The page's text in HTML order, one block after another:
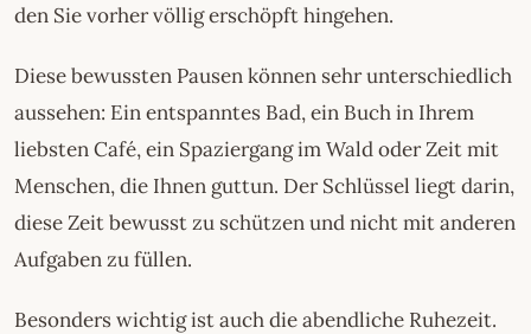
den Sie vorher völlig erschöpft hingehen.
Diese bewussten Pausen können sehr unterschiedlich
aussehen: Ein entspanntes Bad, ein Buch in Ihrem
liebsten Café, ein Spaziergang im Wald oder Zeit mit
Menschen, die Ihnen guttun. Der Schlüssel liegt darin,
diese Zeit bewusst zu schützen und nicht mit anderen
Aufgaben zu füllen.
Besonders wichtig ist auch die abendliche Ruhezeit.